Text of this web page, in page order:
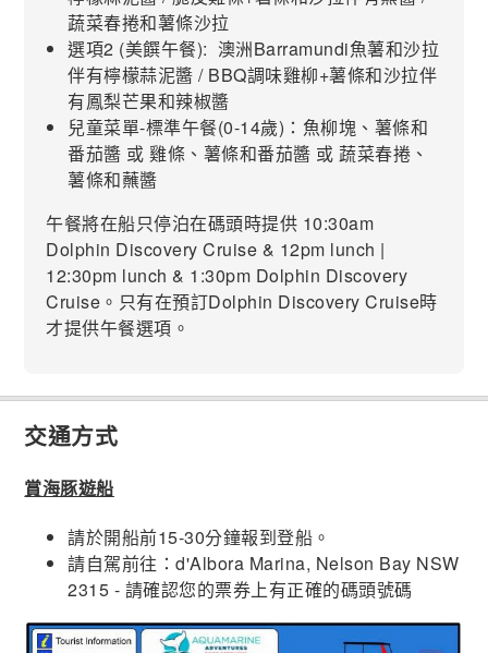
蔬菜春捲和薯條沙拉
選項2 (美饌午餐): 澳洲Barramundi魚薯和沙拉
伴有檸檬蒜泥醬 / BBQ調味雞柳+薯條和沙拉伴
有鳳梨芒果和辣椒醬
兒童菜單-標準午餐(0-14歲)：魚柳塊、薯條和
番茄醬 或 雞條、薯條和番茄醬 或 蔬菜春捲、
薯條和蘸醬
午餐將在船只停泊在碼頭時提供 10:30am
Dolphin Discovery Cruise & 12pm lunch |
12:30pm lunch & 1:30pm Dolphin Discovery
Cruise。只有在預訂Dolphin Discovery Cruise時
才提供午餐選項。
交通方式
賞海豚遊船
請於開船前15-30分鐘報到登船。
請自駕前往：d'Albora Marina, Nelson Bay NSW
2315 - 請確認您的票券上有正確的碼頭號碼